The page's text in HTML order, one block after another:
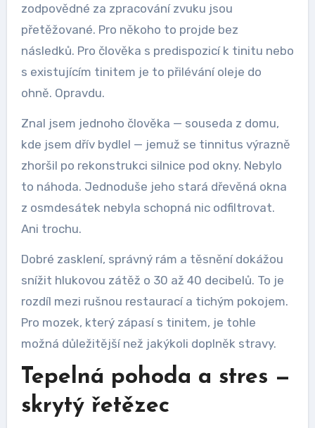
zodpovědné za zpracování zvuku jsou
přetěžované. Pro někoho to projde bez
následků. Pro člověka s predispozicí k tinitu nebo
s existujícím tinitem je to přilévání oleje do
ohně. Opravdu.
Znal jsem jednoho člověka — souseda z domu,
kde jsem dřív bydlel — jemuž se tinnitus výrazně
zhoršil po rekonstrukci silnice pod okny. Nebylo
to náhoda. Jednoduše jeho stará dřevěná okna
z osmdesátek nebyla schopná nic odfiltrovat.
Ani trochu.
Dobré zasklení, správný rám a těsnění dokážou
snížit hlukovou zátěž o 30 až 40 decibelů. To je
rozdíl mezi rušnou restaurací a tichým pokojem.
Pro mozek, který zápasí s tinitem, je tohle
možná důležitější než jakýkoli doplněk stravy.
Tepelná pohoda a stres —
skrytý řetězec